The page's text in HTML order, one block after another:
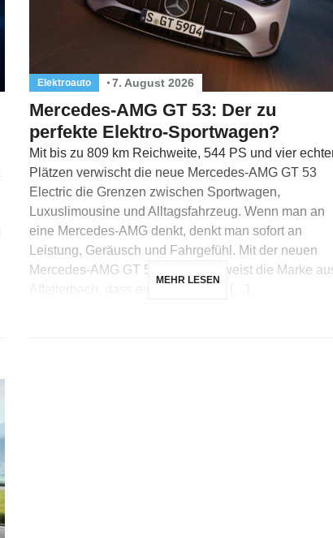
Elektroauto 7. August 2026
Mercedes-AMG GT 53: Der zu
perfekte Elektro-Sportwagen?
Mit bis zu 809 km Reichweite, 544 PS und vier
Plätzen verwischt die neue Mercedes-AMG GT 53
Electric die Grenzen zwischen Sportwagen,
Luxuslimousine und Alltagsfahrzeug. Wenn man an
eine Mercedes-AMG denkt, denkt man sofort an
Leistung, Geräusch und Fahrgefühl. Mit der neuen
Mercedes-AMG GT 53 Electric beweist die Marke
MEHR LESEN